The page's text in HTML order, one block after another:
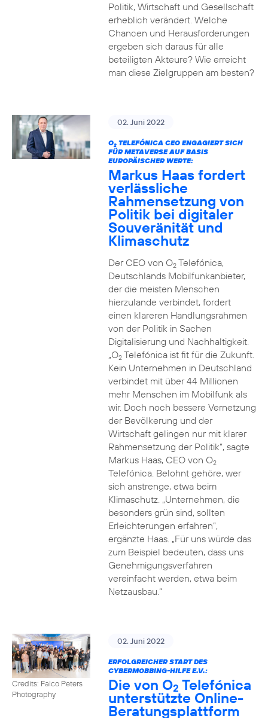
Politik, Wirtschaft und Gesellschaft
erheblich verändert. Welche
Chancen und Herausforderungen
ergeben sich daraus für alle
beteiligten Akteure? Wie erreicht
man diese Zielgruppen am besten?
02. Juni 2022
O2TELEFÓNICA CEO ENGAGIERT SICH
FÜR METAVERSE AUF BASIS
EUROPÄISCHER WERTE:
Markus Haas fordert
verlässliche
Rahmensetzung von
Politik bei digitaler
Souveränität und
Klimaschutz
Der CEO von O2Telefónica,
Deutschlands Mobilfunkanbieter,
der die meisten Menschen
hierzulande verbindet, fordert
einen klareren Handlungsrahmen
von der Politik in Sachen
Digitalisierung und Nachhaltigkeit.
„O2Telefónica ist fit für die Zukunft.
Kein Unternehmen in Deutschland
verbindet mit über 44 Millionen
mehr Menschen im Mobilfunk als
wir. Doch noch bessere Vernetzung
der Bevölkerung und der
Wirtschaft gelingen nur mit klarer
Rahmensetzung der Politik“, sagte
Markus Haas, CEO von O2
Telefónica. Belohnt gehöre, wer
sich anstrenge, etwa beim
Klimaschutz. „Unternehmen, die
besonders grün sind, sollten
Erleichterungen erfahren“,
ergänzte Haas. „Für uns würde das
zum Beispiel bedeuten, dass uns
Genehmigungsverfahren
vereinfacht werden, etwa beim
Netzausbau.“
Credits: Falco Peters
Photography
02. Juni 2022
ERFOLGREICHER START DES
CYBERMOBBING-HILFE E.V.:
Die von O2 Telefónica
unterstützte Online-
Beratungsplattform